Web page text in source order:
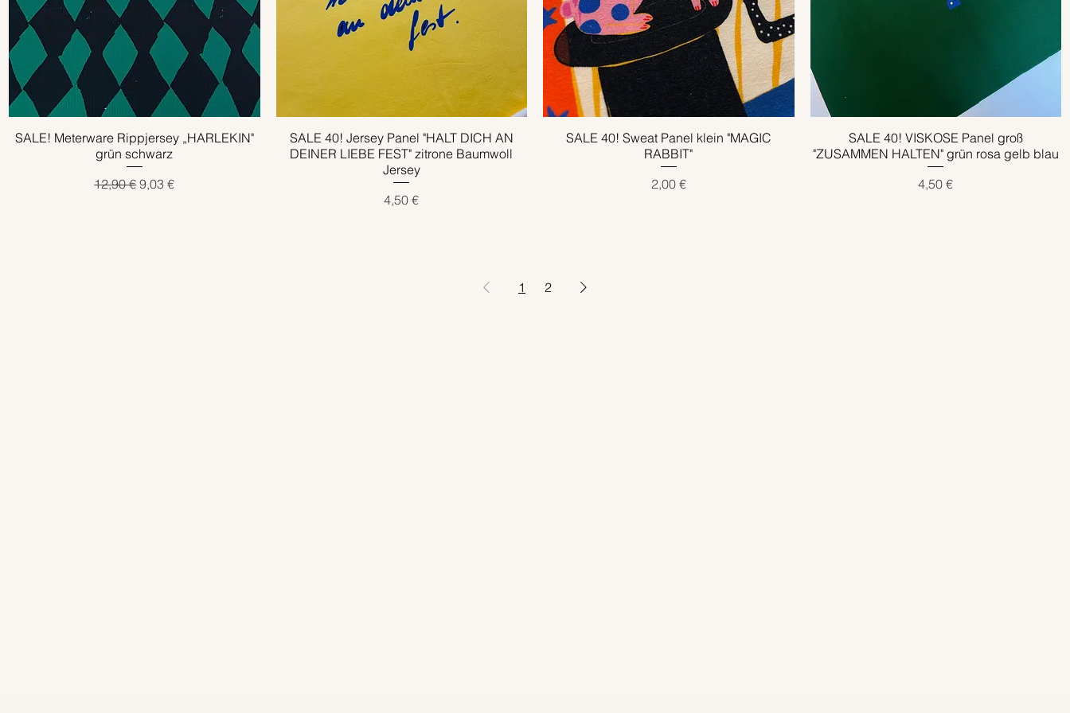
e
e
r
Schnellansicht
SALE! Meterware Rippjersey „HARLEKIN"
grün schwarz
Standardpreis
12,90 €Sale-Preis
9,03 €
Schnellansicht
SALE 40! Jersey Panel "HALT DICH AN
DEINER LIEBE FEST" zitrone Baumwoll
Jersey
Preis
4,50 €
Schnellansicht
SALE 40! Sweat Panel klein "MAGIC
RABBIT"
Preis
2,00 €
Schnellansicht
SALE 40! VISKOSE Panel groß
"ZUSAMMEN HALTEN" grün rosa gelb blau
Preis
4,50 €
1 2